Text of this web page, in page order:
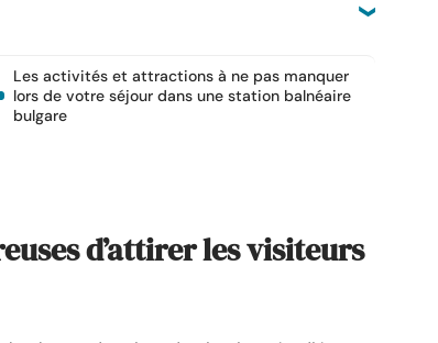
Les activités et attractions à ne pas manquer
lors de votre séjour dans une station balnéaire
bulgare
d’attirer les visiteurs